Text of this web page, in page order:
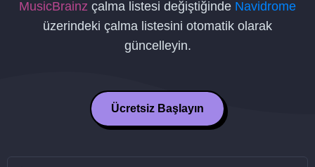
MusicBrainz çalma listesi değiştiğinde Navidrome
üzerindeki çalma listesini otomatik olarak
güncelleyin.
Ücretsiz Başlayın